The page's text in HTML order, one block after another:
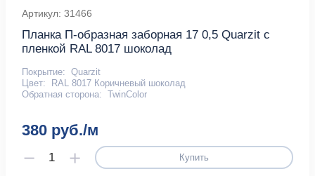
Артикул: 31466
Планка П-образная заборная 17 0,5 Quarzit с
пленкой RAL 8017 шоколад
Покрытие: Quarzit
Цвет:
RAL 8017 Коричневый шоколад
Обратная сторона: TwinColor
380 руб./м
Купить